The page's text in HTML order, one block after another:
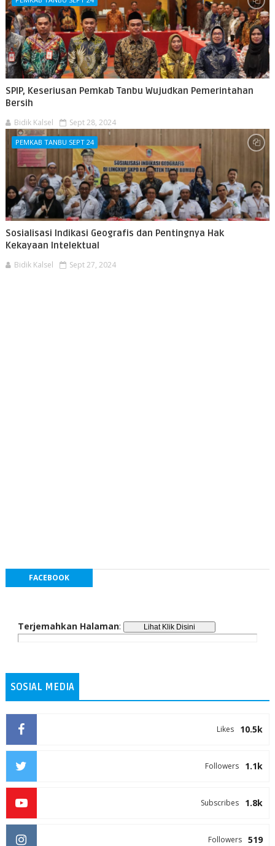
SPIP, Keseriusan Pemkab Tanbu Wujudkan Pemerintahan
Bersih
Bidik Kalsel Sept 28, 2024
PEMKAB TANBU SEPT 24
Sosialisasi Indikasi Geografis dan Pentingnya Hak
Kekayaan Intelektual
Bidik Kalsel Sept 27, 2024
FACEBOOK
Terjemahkan Halaman:
SOSIAL MEDIA
10.5k
Likes
1.1k
Followers
1.8k
Subscribes
519
Followers